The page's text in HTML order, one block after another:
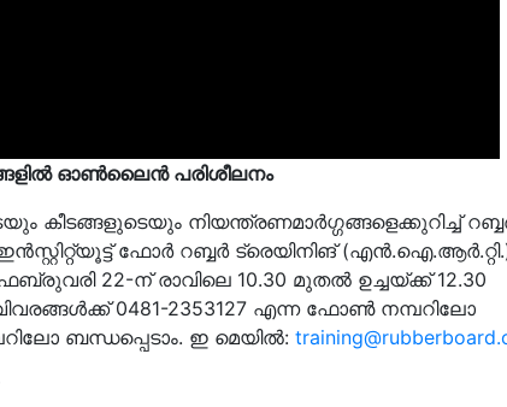
ഓണ്‍ലൈന്‍ പരിശീലനം
കീടങ്ങളുടെയും നിയന്ത്രണമാര്‍ഗ്ഗങ്ങളെക്കുറിച്ച്
ഫോര്‍ റബ്ബര്‍ ട്രെയിനിങ്
22-ന് രാവിലെ 10.30 മുതല്‍ ഉച്ചയ്ക്ക് 12.30
0481-2353127 എന്ന ഫോണ്‍ നമ്പറിലോ
ബന്ധപ്പെടാം. ഇ മെയില്‍: